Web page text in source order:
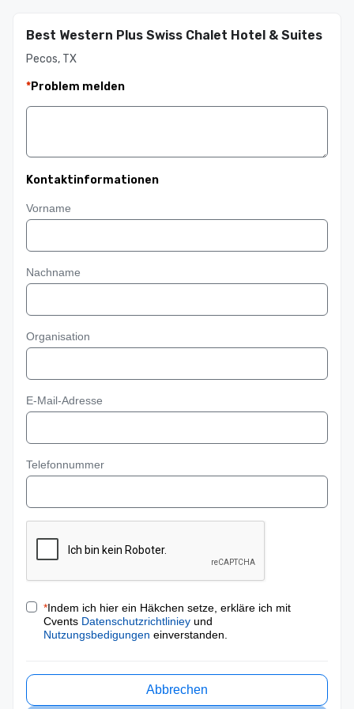
Best Western Plus Swiss Chalet Hotel & Suites
Pecos, TX
*Problem melden
Kontaktinformationen
Vorname
Nachname
Organisation
E-Mail-Adresse
Telefonnummer
*Indem ich hier ein Häkchen setze, erkläre ich mit
Cvents Datenschutzrichtliniey und
Nutzungsbedigungen einverstanden.
Abbrechen